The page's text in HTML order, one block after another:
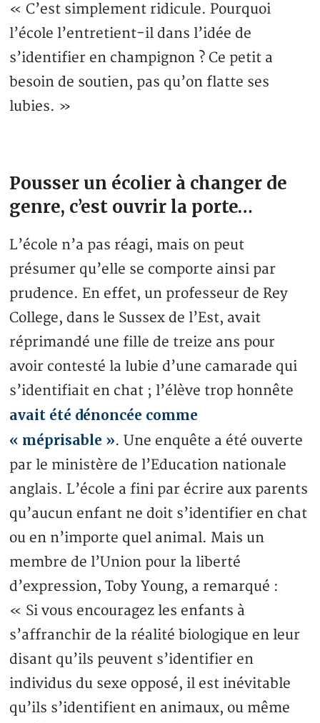
« C’est simplement ridicule. Pourquoi
l’école l’entretient-il dans l’idée de
s’identifier en champignon ? Ce petit a
besoin de soutien, pas qu’on flatte ses
lubies. »
Pousser un écolier à changer de
genre, c’est ouvrir la porte…
L’école n’a pas réagi, mais on peut
présumer qu’elle se comporte ainsi par
prudence. En effet, un professeur de Rey
College, dans le Sussex de l’Est, avait
réprimandé une fille de treize ans pour
avoir contesté la lubie d’une camarade qui
s’identifiait en chat ; l’élève trop honnête
avait été dénoncée comme
« méprisable ». Une enquête a été ouverte
par le ministère de l’Education nationale
anglais. L’école a fini par écrire aux parents
qu’aucun enfant ne doit s’identifier en chat
ou en n’importe quel animal. Mais un
membre de l’Union pour la liberté
d’expression, Toby Young, a remarqué :
« Si vous encouragez les enfants à
s’affranchir de la réalité biologique en leur
disant qu’ils peuvent s’identifier en
individus du sexe opposé, il est inévitable
qu’ils s’identifient en animaux, ou même